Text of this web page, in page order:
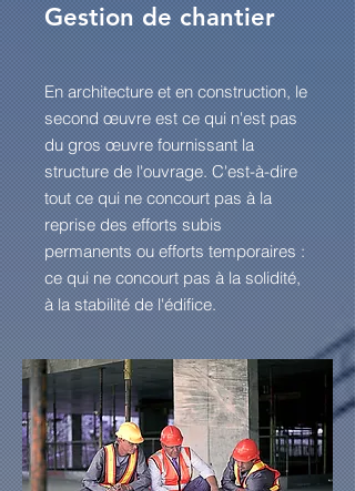
Gestion de chantier
En architecture et en construction, le
second œuvre est ce qui n'est pas
du gros œuvre fournissant la
structure de l'ouvrage. C'est-à-dire
tout ce qui ne concourt pas à la
reprise des efforts subis
permanents ou efforts temporaires :
ce qui ne concourt pas à la solidité,
à la stabilité de l'édifice.